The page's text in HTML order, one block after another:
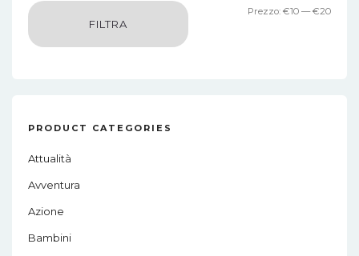
FILTRA
Prezzo: €10 —€20
PRODUCT CATEGORIES
Attualità
Avventura
Azione
Bambini